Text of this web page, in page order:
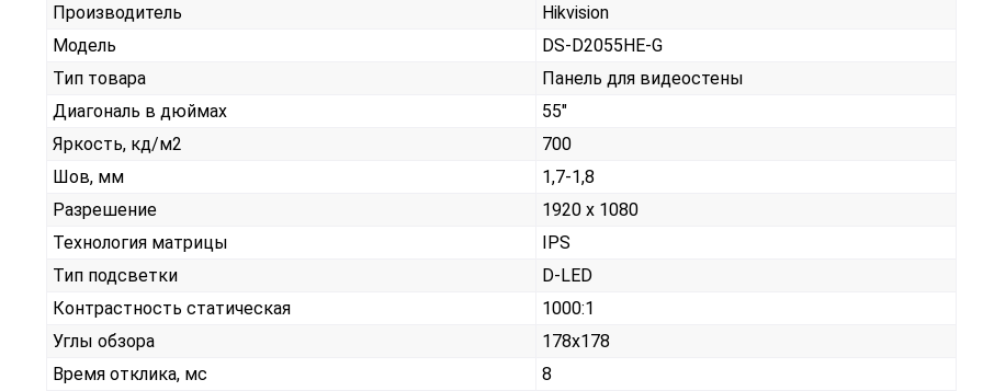
Производитель
Hikvision
Модель
DS-D2055HE-G
Тип товара
Панель для видеостены
Диагональ в дюймах
55"
Яркость, кд/м2
700
Шов, мм
1,7-1,8
Разрешение
1920 x 1080
Технология матрицы
IPS
Тип подсветки
D-LED
Контрастность статическая
1000:1
Углы обзора
178x178
Время отклика, мс
8